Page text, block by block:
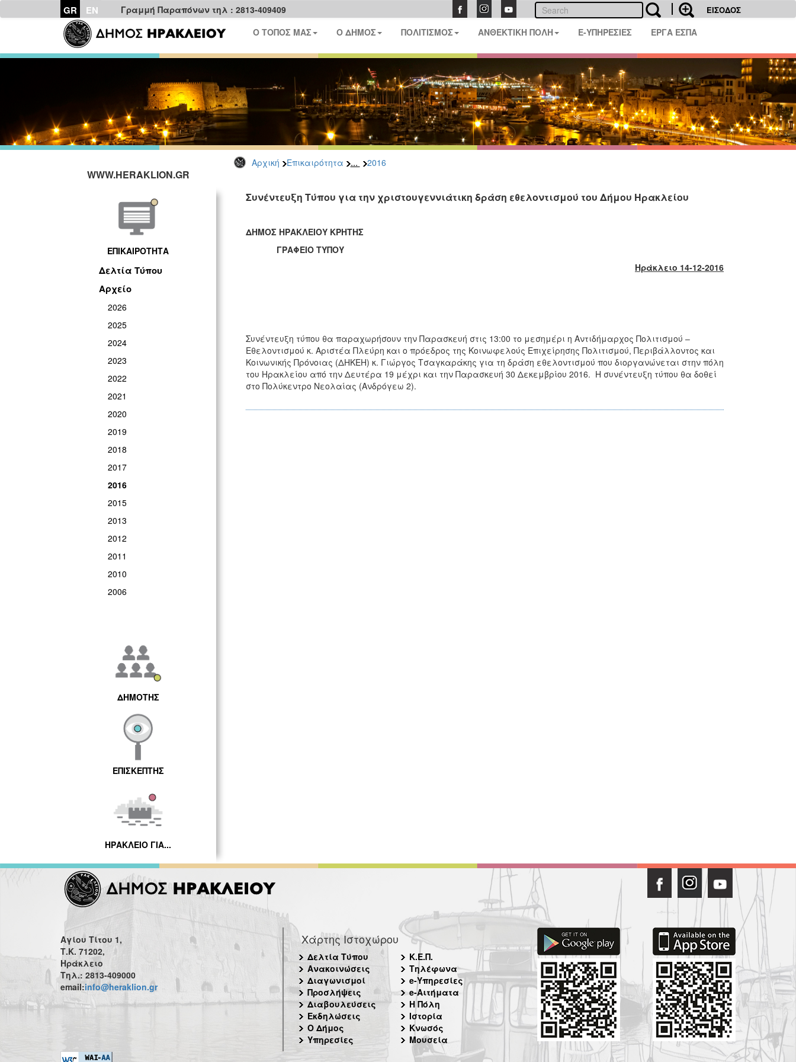
GR EN Γραμμή Παραπόνων τηλ : 2813-409409 ΕΙΣΟΔΟΣ
Ο ΤΟΠΟΣ ΜΑΣ Ο ΔΗΜΟΣ ΠΟΛΙΤΙΣΜΟΣ ΑΝΘΕΚΤΙΚΗ ΠΟΛΗ E-ΥΠΗΡΕΣΙΕΣ ΕΡΓΑ ΕΣΠΑ
Αρχική Επικαιρότητα ... 2016
WWW.HERAKLION.GR
ΕΠΙΚΑΙΡΟΤΗΤΑ
Δελτία Τύπου
Αρχείο
2026
2025
2024
2023
2022
2021
2020
2019
2018
2017
2016
2015
2013
2012
2011
2010
2006
ΔΗΜΟΤΗΣ
ΕΠΙΣΚΕΠΤΗΣ
ΗΡΑΚΛΕΙΟ ΓΙΑ...
Συνέντευξη Τύπου για την χριστουγεννιάτικη δράση εθελοντισμού του Δήμου Ηρακλείου
ΔΗΜΟΣ ΗΡΑΚΛΕΙΟΥ ΚΡΗΤΗΣ
ΓΡΑΦΕΙΟ ΤΥΠΟΥ
Ηράκλειο 14-12-2016
Συνέντευξη τύπου θα παραχωρήσουν την Παρασκευή στις 13:00 το μεσημέρι η Αντιδήμαρχος Πολιτισμού –
Εθελοντισμού κ. Αριστέα Πλεύρη και ο πρόεδρος της Κοινωφελούς Επιχείρησης Πολιτισμού, Περιβάλλοντος και
Κοινωνικής Πρόνοιας (ΔΗΚΕΗ) κ. Γιώργος Τσαγκαράκης για τη δράση εθελοντισμού που διοργανώνεται στην πόλη
του Ηρακλείου από την Δευτέρα 19 μέχρι και την Παρασκευή 30 Δεκεμβρίου 2016. Η συνέντευξη τύπου θα δοθεί
στο Πολύκεντρο Νεολαίας (Ανδρόγεω 2).
Αγίου Τίτου 1,
Τ.Κ. 71202,
Ηράκλειο
Τηλ.: 2813-409000
email:info@heraklion.gr
Χάρτης Ιστοχώρου
Δελτία Τύπου
Ανακοινώσεις
Διαγωνισμοί
Προσλήψεις
Διαβουλεύσεις
Εκδηλώσεις
Ο Δήμος
Υπηρεσίες
Κ.Ε.Π.
Τηλέφωνα
e-Υπηρεσίες
e-Αιτήματα
Η Πόλη
Ιστορία
Κνωσός
Μουσεία